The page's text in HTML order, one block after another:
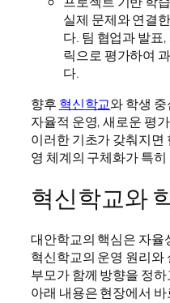
실제 문제와 연결
다. 팀 협업과 발표
릭으로 평가하여
다.
향후 혁신학교와 학생
자율적 운영, 새로운 평
이러한 기초가 갖춰지면
영 체계의 구체화가 특
혁신학교와
대안학교의 핵심은 자율
혁신학교의 운영 원리와
부모가 함께 방향을 정
아래 내용은 현장에서